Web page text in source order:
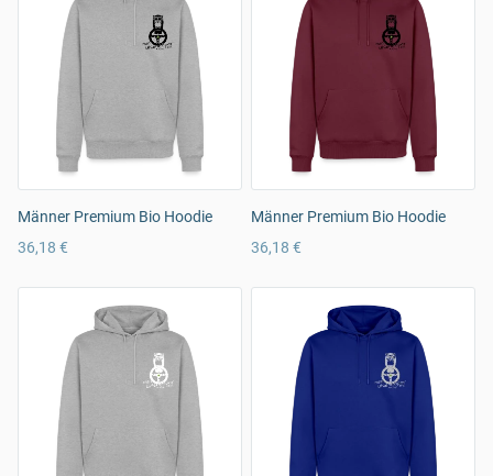
Männer Premium Bio Hoodie
36,18 €
Männer Premium Bio Hoodie
36,18 €